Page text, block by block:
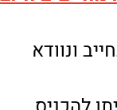
ונוודא